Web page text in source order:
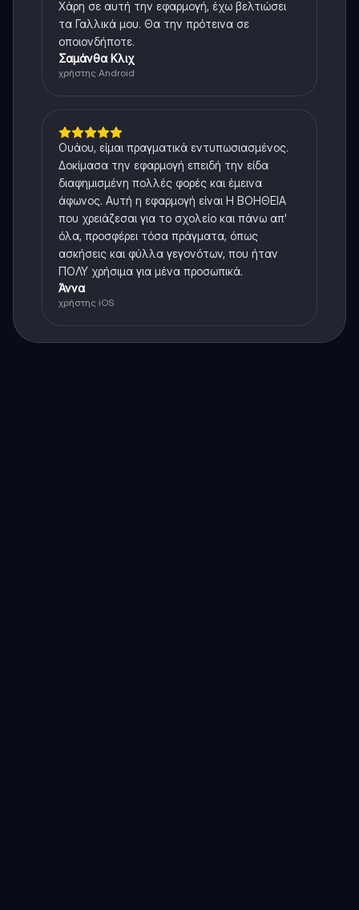
Χάρη σε αυτή την εφαρμογή, έχω βελτιώσει
τα Γαλλικά μου. Θα την πρότεινα σε
οποιονδήποτε.
Σαμάνθα Κλιχ
χρήστης Android
Ουάου, είμαι πραγματικά εντυπωσιασμένος.
Δοκίμασα την εφαρμογή επειδή την είδα
διαφημισμένη πολλές φορές και έμεινα
άφωνος. Αυτή η εφαρμογή είναι Η ΒΟΗΘΕΙΑ
που χρειάζεσαι για το σχολείο και πάνω απ'
όλα, προσφέρει τόσα πράγματα, όπως
ασκήσεις και φύλλα γεγονότων, που ήταν
ΠΟΛΥ χρήσιμα για μένα προσωπικά.
Άννα
χρήστης iOS